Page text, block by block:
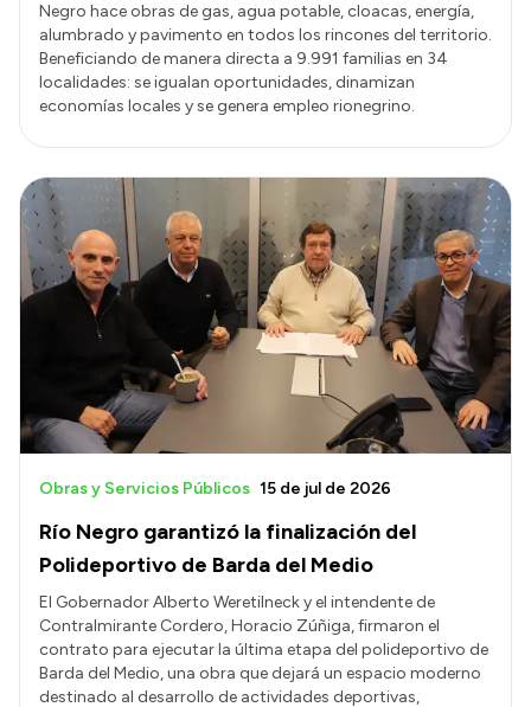
Negro hace obras de gas, agua potable, cloacas, energía,
alumbrado y pavimento en todos los rincones del territorio.
Beneficiando de manera directa a 9.991 familias en 34
localidades: se igualan oportunidades, dinamizan
economías locales y se genera empleo rionegrino.
Río Negro garantizó la finalización del
Polideportivo de Barda del Medio
Obras y Servicios Públicos 15 de jul de 2026
El Gobernador Alberto Weretilneck y el intendente de
Contralmirante Cordero, Horacio Zúñiga, firmaron el
contrato para ejecutar la última etapa del polideportivo de
Barda del Medio, una obra que dejará un espacio moderno
destinado al desarrollo de actividades deportivas,